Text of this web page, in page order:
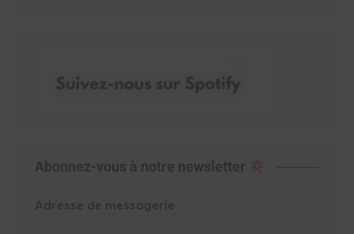
Abonnez-vous à notre newsletter
Adresse de messagerie